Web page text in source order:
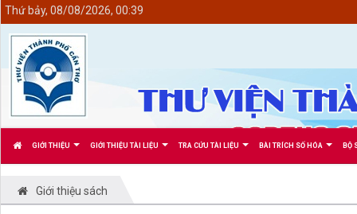
GIỚI THIỆU GIỚI THIỆU TÀI LIỆU TRA CỨU TÀI LIỆU BÀI TRÍCH SỐ HÓA BỘ
Thứ bảy, 08/08/2026, 00:39
Giới thiệu sách
<